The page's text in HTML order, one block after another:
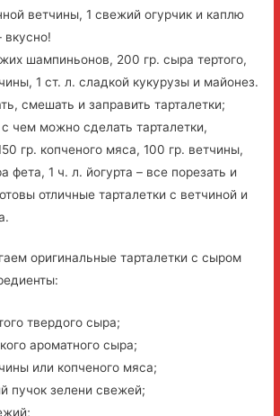
ветчины, 1 свежий огурчик и каплю
вкусно!
шампиньонов, 200 гр. сыра тертого,
1 ст. л. сладкой кукурузы и майонез.
смешать и заправить тарталетки;
чем можно сделать тарталетки,
гр. копченого мяса, 100 гр. ветчины,
фета, 1 ч. л. йогурта – все порезать и
отличные тарталетки с ветчиной и
оригинальные тарталетки с сыром
твердого сыра;
ароматного сыра;
или копченого мяса;
пучок зелени свежей;